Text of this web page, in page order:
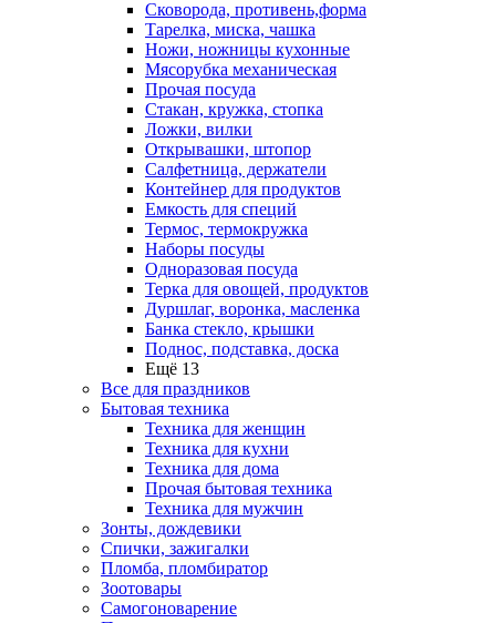
Сковорода, противень,форма
Тарелка, миска, чашка
Ножи, ножницы кухонные
Мясорубка механическая
Прочая посуда
Стакан, кружка, стопка
Ложки, вилки
Открывашки, штопор
Салфетница, держатели
Контейнер для продуктов
Емкость для специй
Термос, термокружка
Наборы посуды
Одноразовая посуда
Терка для овощей, продуктов
Дуршлаг, воронка, масленка
Банка стекло, крышки
Поднос, подставка, доска
Ещё 13
Все для праздников
Бытовая техника
Техника для женщин
Техника для кухни
Техника для дома
Прочая бытовая техника
Техника для мужчин
Зонты, дождевики
Спички, зажигалки
Пломба, пломбиратор
Зоотовары
Самогоноварение